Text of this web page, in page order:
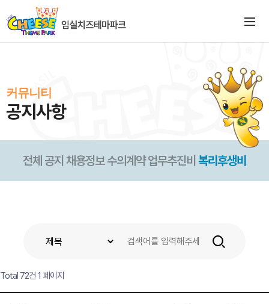
커뮤니티
공지사항
전체 공지 채용정보 수의계약 업무추진비 복리후생비
Total 72건 1 페이지